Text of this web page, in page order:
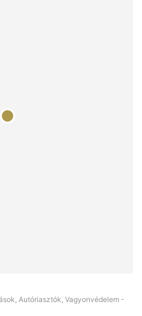
Autóriasztók, Vagyonvédelem -